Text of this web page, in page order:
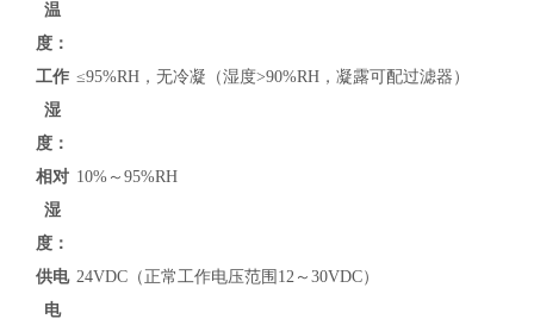
温
度：
工作
湿
度：
≤95%RH，无冷凝（湿度>90%RH，凝露可配过滤器）
相对
湿
度：
10%～95%RH
供电
电
24VDC（正常工作电压范围12～30VDC）